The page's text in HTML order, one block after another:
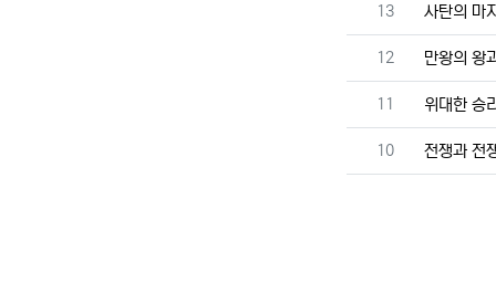
번호
13 사탄의 마
번호
12 만왕의 왕
번호
11 위대한 승
번호
10 전쟁과 전